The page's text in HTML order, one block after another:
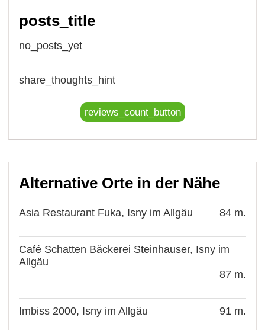
posts_title
no_posts_yet
share_thoughts_hint
reviews_count_button
Alternative Orte in der Nähe
Asia Restaurant Fuka, Isny im Allgäu 84 m.
Café Schatten Bäckerei Steinhauser, Isny im
Allgäu
87 m.
Imbiss 2000, Isny im Allgäu 91 m.